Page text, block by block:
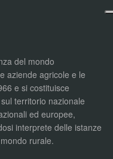
del mondo
aziende agricole e le
e si costituisce
territorio nazionale
ed europee,
interprete delle istanze
rurale.